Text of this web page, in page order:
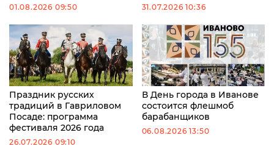
01.08.2026 09:50 31.07.2026 10:36
Праздник русских
традиций в Гавриловом
Посаде: программа
фестиваля 2026 года
26.07.2026 09:10
В День города в Иванове
состоится флешмоб
барабанщиков
06.08.2026 13:50